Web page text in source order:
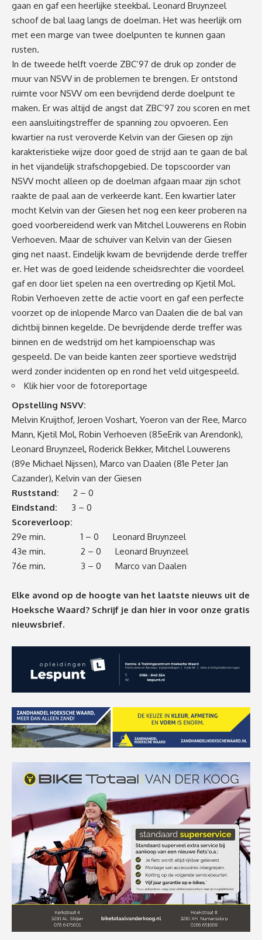
gaan en gaf een heerlijke steekbal. Leonard Bruynzeel
schoof de bal laag langs de doelman. Het was heerlijk om
met een marge van twee doelpunten te kunnen gaan
rusten.
In de tweede helft voerde ZBC’97 de druk op zonder de
muur van NSVV in de problemen te brengen. Er ontstond
ruimte voor NSVV om een bevrijdend derde doelpunt te
maken. Er was altijd de angst dat ZBC’97 zou scoren en met
een aansluitingstreffer de spanning zou opvoeren. Een
kwartier na rust veroverde Kelvin van der Giesen op zijn
karakteristieke wijze door goed de strijd aan te gaan de bal
in het vijandelijk strafschopgebied. De topscoorder van
NSVV mocht alleen op de doelman afgaan maar zijn schot
raakte de paal aan de verkeerde kant. Een kwartier later
mocht Kelvin van der Giesen het nog een keer proberen na
goed voorbereidend werk van Mitchel Louwerens en Robin
Verhoeven. Maar de schuiver van Kelvin van der Giesen
ging net naast. Eindelijk kwam de bevrijdende derde treffer
er. Het was de goed leidende scheidsrechter die voordeel
gaf en door liet spelen na een overtreding op Kjetil Mol.
Robin Verhoeven zette de actie voort en gaf een perfecte
voorzet op de inlopende Marco van Daalen die de bal van
dichtbij binnen kegelde. De bevrijdende derde treffer was
binnen en de wedstrijd om het kampioenschap was
gespeeld. De van beide kanten zeer sportieve wedstrijd
werd zonder incidenten op en rond het veld uitgespeeld.
Klik hier voor de fotoreportage
Opstelling NSVV:
Melvin Kruijthof, Jeroen Voshart, Yoeron van der Ree, Marco
Mann, Kjetil Mol, Robin Verhoeven (85eErik van Arendonk),
Leonard Bruynzeel, Roderick Bekker, Mitchel Louwerens
(89e Michael Nijssen), Marco van Daalen (81e Peter Jan
Cazander), Kelvin van der Giesen
Ruststand: 2 – 0
Eindstand: 3 – 0
Scoreverloop:
29e min. 1 – 0 Leonard Bruynzeel
43e min. 2 – 0 Leonard Bruynzeel
76e min. 3 – 0 Marco van Daalen
Elke avond op de hoogte van het laatste nieuws uit de
Hoeksche Waard? Schrijf je dan hier in voor onze gratis
nieuwsbrief.